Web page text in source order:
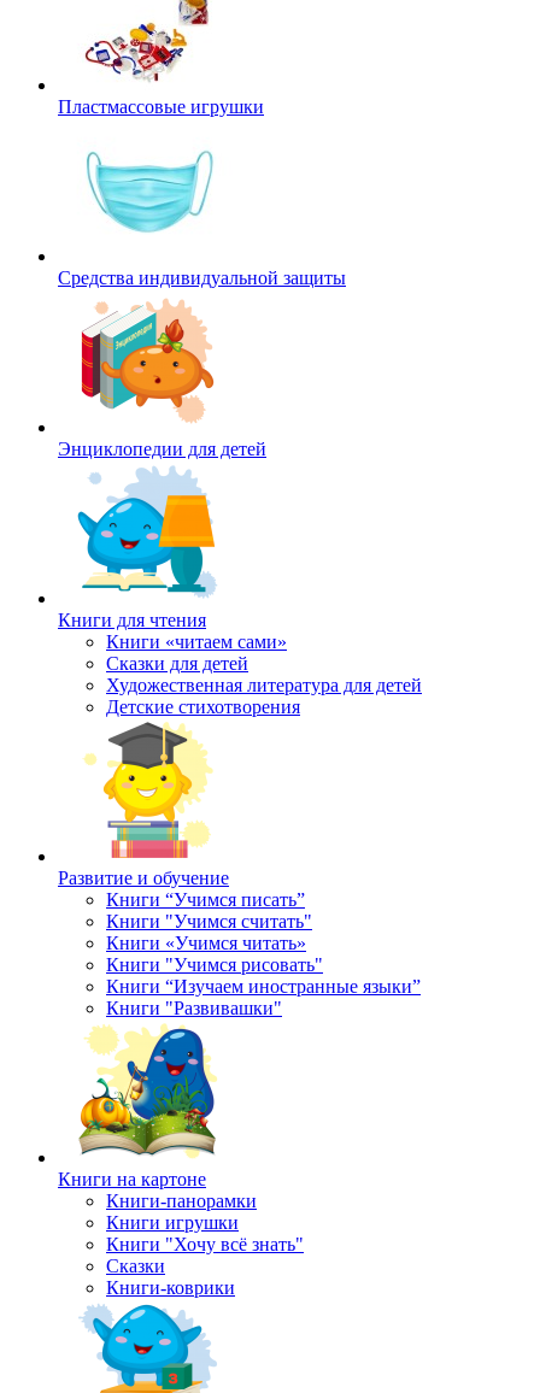
Пластмассовые игрушки
Средства индивидуальной защиты
Энциклопедии для детей
Книги для чтения
Книги «читаем сами»
Сказки для детей
Художественная литература для детей
Детские стихотворения
Развитие и обучение
Книги “Учимся писать”
Книги "Учимся считать"
Книги «Учимся читать»
Книги "Учимся рисовать"
Книги “Изучаем иностранные языки”
Книги "Развивашки"
Книги на картоне
Книги-панорамки
Книги игрушки
Книги "Хочу всё знать"
Сказки
Книги-коврики